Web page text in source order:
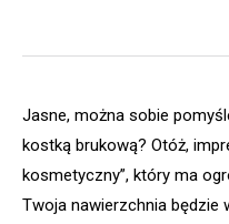
Jasne, można sobie
kostką brukową? Otóż,
kosmetyczny”, który ma
Twoja nawierzchnia będzie